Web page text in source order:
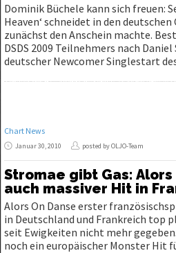
Dominik Büchele kann sich freuen:
Heaven‘ schneidet in den
zunächst den Anschein machte.
DSDS 2009 Teilnehmers nach
deutscher Newcomer Singlestart
Chart News
Januar 30, 2010 posted by OLJO-Team
Stromae gibt Gas:
auch massiver Hit in
Alors On Danse erster
in Deutschland und Frankreich top
seit Ewigkeiten nicht mehr gegeben.
noch ein europäischer Monster Hit